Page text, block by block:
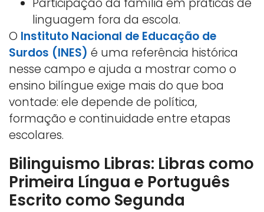
Participação da família em práticas de
linguagem fora da escola.
O Instituto Nacional de Educação de
Surdos (INES) é uma referência histórica
nesse campo e ajuda a mostrar como o
ensino bilíngue exige mais do que boa
vontade: ele depende de política,
formação e continuidade entre etapas
escolares.
Bilinguismo Libras: Libras como
Primeira Língua e Português
Escrito como Segunda